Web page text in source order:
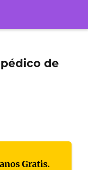
de
Gratis.